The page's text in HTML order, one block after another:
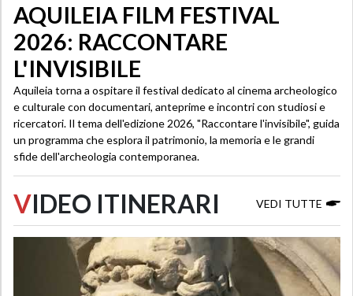
AQUILEIA FILM FESTIVAL
2026: RACCONTARE
L'INVISIBILE
Aquileia torna a ospitare il festival dedicato al cinema archeologico
e culturale con documentari, anteprime e incontri con studiosi e
ricercatori. Il tema dell'edizione 2026, "Raccontare l'invisibile", guida
un programma che esplora il patrimonio, la memoria e le grandi
sfide dell'archeologia contemporanea.
VIDEO ITINERARI VEDI TUTTE